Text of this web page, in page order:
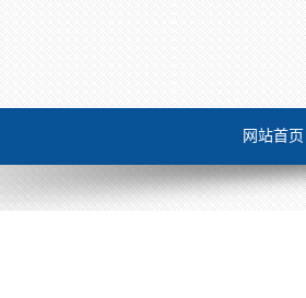
网站首页